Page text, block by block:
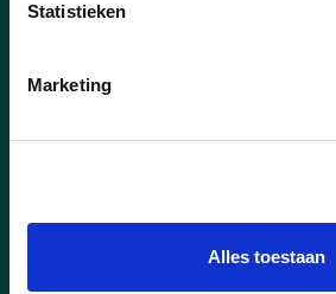
Statistieken
Marketing
Alles toestaan
Nieuwe
27/07/26
Goed nieuws voor de
Vorst en bij uitbreiding voor